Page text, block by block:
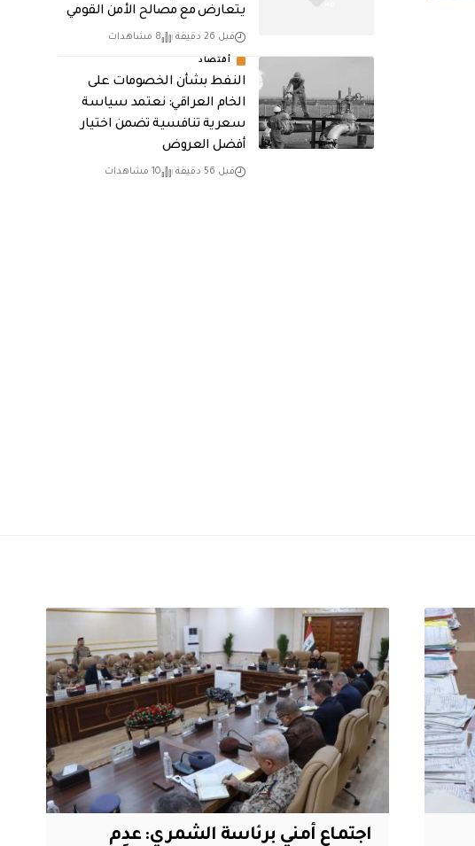
يتعارض مع مصالح الأمن القومي
قبل 26 دقيقة 8 مشاهدات
أقتصاد
النفط بشأن الخصومات على
الخام العراقي: نعتمد سياسة
سعرية تنافسية تضمن اختيار
أفضل العروض
قبل 56 دقيقة 10 مشاهدات
اجتماع أمني برئاسة الشمري: عدم